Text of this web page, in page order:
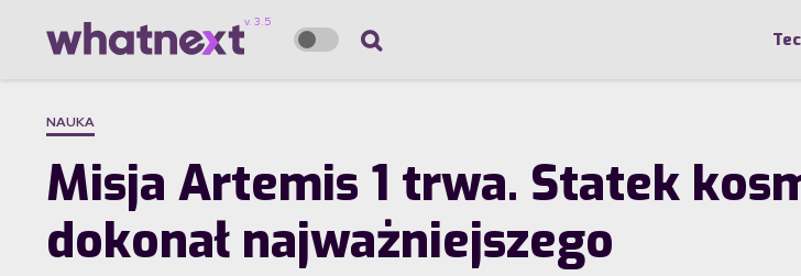
NAUKA
Misja Artemis 1 trwa. Statek
dokonał najważniejszego